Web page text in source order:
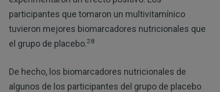
participantes que tomaron un multivitamínico
tuvieron mejores biomarcadores nutricionales que
el grupo de placebo.28
De hecho, los biomarcadores nutricionales de
algunos de los participantes del grupo de placebo